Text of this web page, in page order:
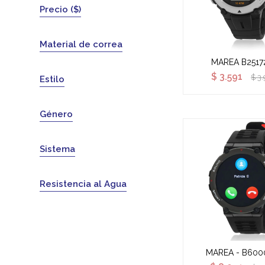
MAREA
$ 3.591 $
MAREA -
Precio ($)
Material de correa
Estilo
Género
Sistema
Resistencia al Agua